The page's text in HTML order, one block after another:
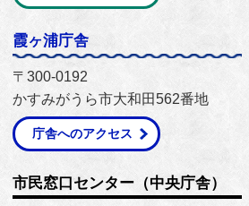
霞ヶ浦庁舎
〒300-0192
かすみがうら市大和田562番地
庁舎へのアクセス
市民窓口センター（中央庁舎）